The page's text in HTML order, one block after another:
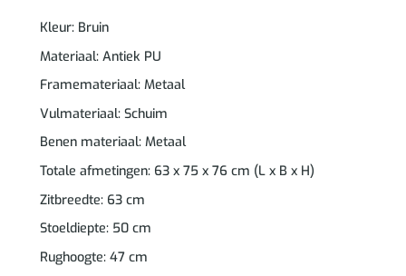
Kleur: Bruin
Materiaal: Antiek PU
Framemateriaal: Metaal
Vulmateriaal: Schuim
Benen materiaal: Metaal
Totale afmetingen: 63 x 75 x 76 cm (L x B x H)
Zitbreedte: 63 cm
Stoeldiepte: 50 cm
Rughoogte: 47 cm